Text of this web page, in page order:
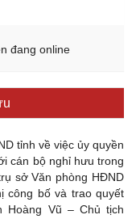
đang online
tỉnh về việc ủy quyền
cán bộ nghỉ hưu trong
sở Văn phòng HĐND
công bố và trao quyết
Hoàng Vũ – Chủ tịch